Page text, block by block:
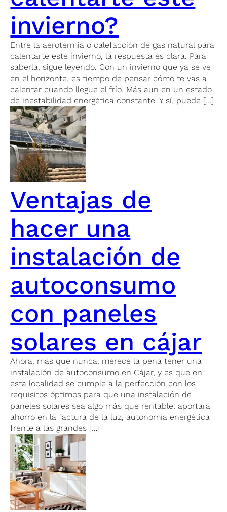
invierno?
Entre la aerotermia o calefacción de gas natural para
calentarte este invierno, la respuesta es clara. Para
saberla, sigue leyendo. Con un invierno que ya se ve
en el horizonte, es tiempo de pensar cómo te vas a
calentar cuando llegue el frío. Más aun en un estado
de inestabilidad energética constante. Y sí, puede […]
Ventajas de
hacer una
instalación de
autoconsumo
con paneles
solares en cájar
Ahora, más que nunca, merece la pena tener una
instalación de autoconsumo en Cájar, y es que en
esta localidad se cumple a la perfección con los
requisitos óptimos para que una instalación de
paneles solares sea algo más que rentable: aportará
ahorro en la factura de la luz, autonomía energética
frente a las grandes […]